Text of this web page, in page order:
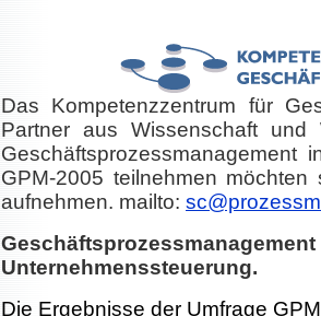
Das Kompetenzzentrum für
Partner aus Wissenschaft
GPM-2005 teilnehmen
aufnehmen. mailto:
Unternehmenssteuerung.
Die Ergebnisse der Umfrage